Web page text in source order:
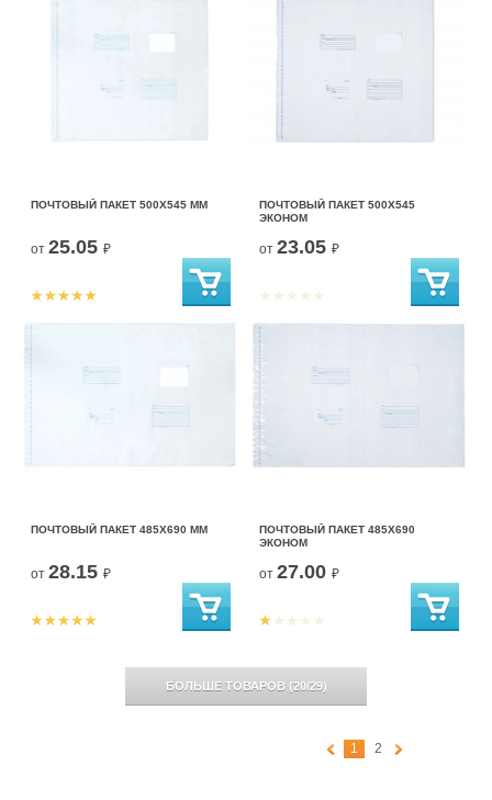
ПОЧТОВЫЙ ПАКЕТ 500Х545 ММ
от 25.05 ₽
ПОЧТОВЫЙ ПАКЕТ 500Х545
ЭКОНОМ
от 23.05 ₽
ПОЧТОВЫЙ ПАКЕТ 485Х690 ММ
от 28.15 ₽
ПОЧТОВЫЙ ПАКЕТ 485Х690
ЭКОНОМ
от 27.00 ₽
БОЛЬШЕ ТОВАРОВ(20/29)
1 2